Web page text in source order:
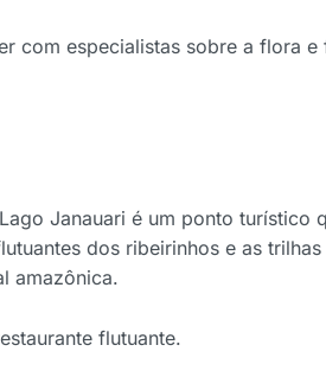
com especialistas sobre a flora e
Janauari é um ponto turístico
dos ribeirinhos e as
amazônica.
flutuante.